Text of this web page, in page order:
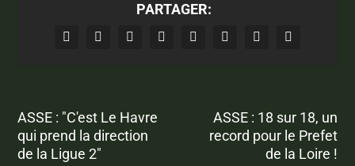
PARTAGER:
ASSE : "C'est Le Havre
qui prend la direction
de la Ligue 2"
ASSE : 18 sur 18, un
record pour le Prefet
de la Loire !